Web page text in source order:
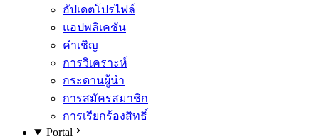
อัปเดตโปรไฟล์
แอปพลิเคชัน
คำเชิญ
การวิเคราะห์
กระดานผู้นำ
การสมัครสมาชิก
การเรียกร้องสิทธิ์
Portal